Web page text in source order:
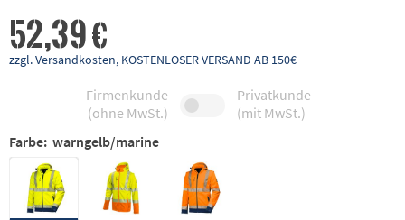
52,39 €
zzgl. Versandkosten, KOSTENLOSER VERSAND AB 150€
Firmenkunde
(ohne MwSt.)
Privatkunde
(mit MwSt.)
Farbe: warngelb/marine